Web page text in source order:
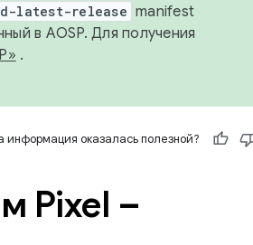
latest-release manifest
в AOSP. Для получения
.
информация оказалась полезной?
Pixel –